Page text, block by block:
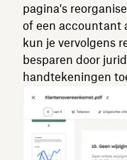
pagina's
of een accountant
kun je vervolgens
besparen door
handtekeningen